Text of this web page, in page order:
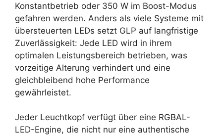
Konstantbetrieb oder 350 W im Boost-Modus
gefahren werden. Anders als viele Systeme mit
übersteuerten LEDs setzt GLP auf langfristige
Zuverlässigkeit: Jede LED wird in ihrem
optimalen Leistungsbereich betrieben, was
vorzeitige Alterung verhindert und eine
gleichbleibend hohe Performance
gewährleistet.
Jeder Leuchtkopf verfügt über eine RGBAL-
LED-Engine, die nicht nur eine authentische